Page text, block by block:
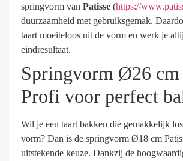
springvorm van Patisse (https://
duurzaamheid met gebruiksgemak.
taart moeiteloos uit de vorm en werk je
eindresultaat.
Springvorm Ø26 cm
Profi voor perfect
Wil je een taart bakken die gemakkelijk
vorm? Dan is de springvorm Ø18 cm
uitstekende keuze. Dankzij de